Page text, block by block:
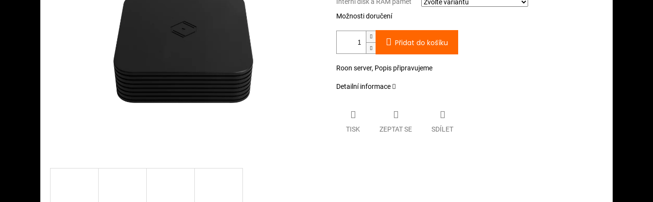
Interní disk a RAM pamět
Možnosti doručení
Přidat do košíku
Roon server, Popis připravujeme
Detailní informace
TISK ZEPTAT SE SDÍLET